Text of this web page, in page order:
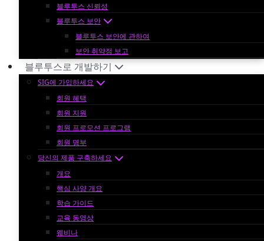
블루투스 신뢰성
블루투스 보안
블루투스 보안에 관하여
보안 취약점 보고
블루투스로 개발하기
SIG에 가입하세요
회원 혜택
회원 지원
회원 프로모션 프로그램
회원 명부
당신의 제품 구축하세요
개요
핵심 사양 개요
학습 가이드
교육 동영상
웨비나